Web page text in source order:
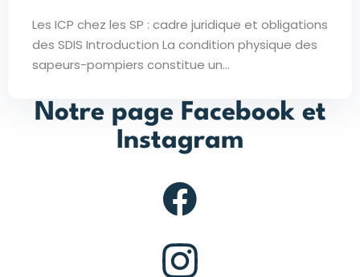
Les ICP chez les SP : cadre juridique et obligations
des SDIS Introduction La condition physique des
sapeurs-pompiers constitue un...
Notre page Facebook et
Instagram